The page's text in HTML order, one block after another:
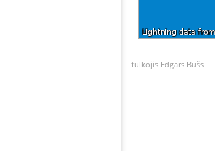
tulkojis Edgars Bušs